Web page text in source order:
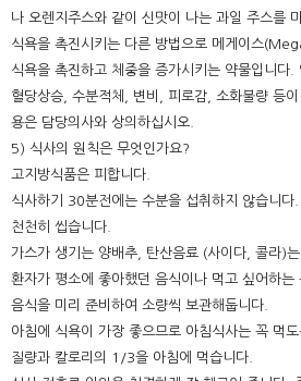
나 오렌지주스와 같이 신맛이 나는 과일 주스를
식욕을 촉진시키는 다른 방법으로 메게이스
식욕을 촉진하고 체중을 증가시키는 약물입니다.
혈당상승, 수분적체, 변비, 피로감, 소화불량 등
용은 담당의사와 상의하십시오.
5) 식사의 원칙은 무엇인가요?
고지방식품은 피합니다.
식사하기 30분전에는 수분을 섭취하지 않습니다.
천천히 씹습니다.
가스가 생기는 양배추, 탄산음료 (사이다, 콜라)는
환자가 평소에 좋아했던 음식이나 먹고 싶어하는
음식을 미리 준비하여 소량씩 보관해둡니다.
아침에 식욕이 가장 좋으므로 아침식사는 꼭 먹
질량과 칼로리의 1/3을 아침에 먹습니다.